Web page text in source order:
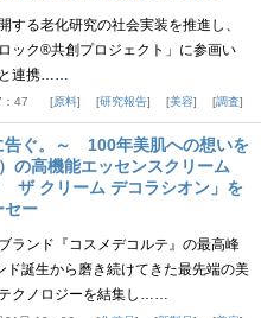
する老化研究の社会実装を推進し、
ック®共創プロジェクト」に参画い
連携……
47 原料 研究報告 美容 調査
告ぐ。～ 100年美肌への想いを
の高機能エッセンスクリーム
ザ クリーム デコラシオン」を
セー
ランド『コスメデコルテ』の最高峰
誕生から磨き続けてきた最先端の美
クノロジーを結集し……